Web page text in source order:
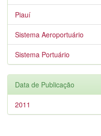
Piauí
Sistema Aeroportuário
Sistema Portuário
Data de Publicação
2011